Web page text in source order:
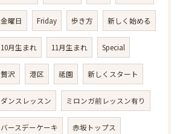
金曜日 Friday 歩き方 新しく始める
10月生まれ 11月生まれ Special
贅沢 港区 祗園 新しくスタート
ダンスレッスン ミロンガ前レッスン有り
バースデーケーキ 赤坂トップス